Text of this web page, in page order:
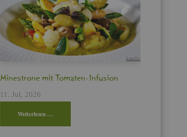
Min­es­tro­ne mit To­ma­ten-In­fu­si­on
11. Jul, 2026
Wei­ter­le­sen …